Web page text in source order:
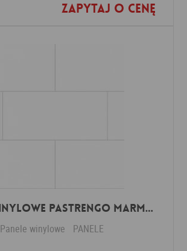
Zapytaj o cenę
Dodaj do ulubionych
Panele winylowe Pastrengo marmor beige 57590 Klasa 34 3 mm
Panele winylowe PANELE